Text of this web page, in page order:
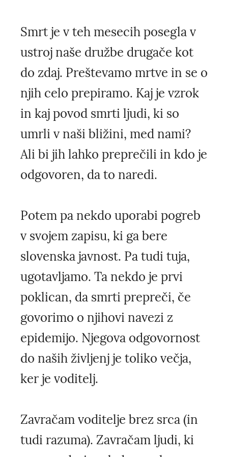
Smrt je v teh mesecih posegla v
ustroj naše družbe drugače kot
do zdaj. Preštevamo mrtve in se o
njih celo prepiramo. Kaj je vzrok
in kaj povod smrti ljudi, ki so
umrli v naši bližini, med nami?
Ali bi jih lahko preprečili in kdo je
odgovoren, da to naredi.
Potem pa nekdo uporabi pogreb
v svojem zapisu, ki ga bere
slovenska javnost. Pa tudi tuja,
ugotavljamo. Ta nekdo je prvi
poklican, da smrti prepreči, če
govorimo o njihovi navezi z
epidemijo. Njegova odgovornost
do naših življenj je toliko večja,
ker je voditelj.
Zavračam voditelje brez srca (in
tudi razuma). Zavračam ljudi, ki